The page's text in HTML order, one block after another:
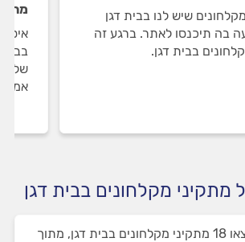
שיש לנו בבית דגן
בה תיכנסו לאתר. ברגע זה
מתקיני מקלחונים בבית דגן
באתר שלנו תמצאו 18 מתקיני מקלחונים בבית דגן, מתוך